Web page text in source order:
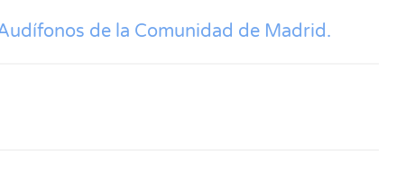
de la Comunidad de Madrid.